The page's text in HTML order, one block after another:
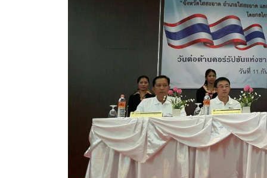
ประกาศเชิญชวนประกวดราคา (e-bidding)
ยกเลิกประกาศเชิญชวน
ยกเลิกประกาศผู้ชนะ
เปลี่ยนแปลงประกาศผู้ชนะ